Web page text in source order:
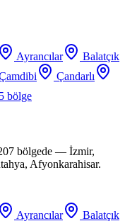
Ayrancılar
Balatçık
Çandarlı
bölge
bölgede — İzmir,
Afyonkarahisar.
Ayrancılar
Balatçık